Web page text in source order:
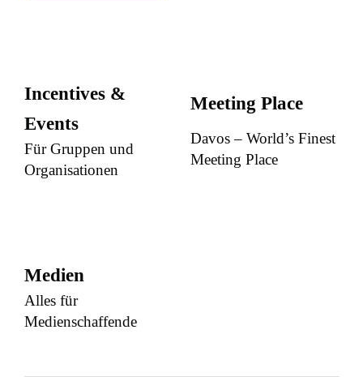
Incentives &
Events
Für Gruppen und
Organisationen
Meeting Place
Davos – World’s Finest
Meeting Place
Medien
Alles für
Medienschaffende